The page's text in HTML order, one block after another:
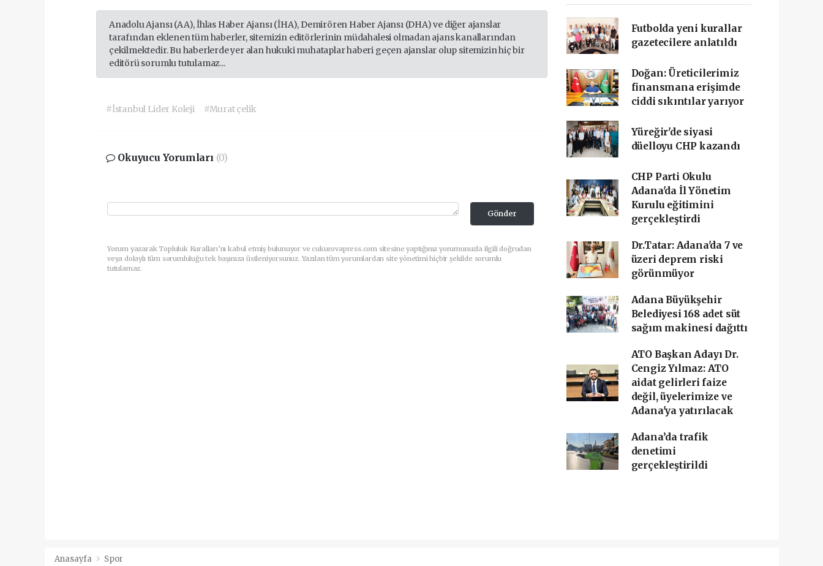
Anadolu Ajansı (AA), İhlas Haber Ajansı (İHA), Demirören Haber Ajansı (DHA) ve diğer ajanslar
tarafından eklenen tüm haberler, sitemizin editörlerinin müdahalesi olmadan ajans kanallarından
çekilmektedir. Bu haberlerde yer alan hukuki muhataplar haberi geçen ajanslar olup sitemizin hiç bir
editörü sorumlu tutulamaz...
#İstanbul Lider Koleji #Murat çelik
Okuyucu Yorumları (0)
Gönder
Yorum yazarak Topluluk Kuralları’nı kabul etmiş bulunuyor ve cukurovapress.com sitesine yaptığınız yorumunuzla ilgili doğrudan
veya dolaylı tüm sorumluluğu tek başınıza üstleniyorsunuz. Yazılan tüm yorumlardan site yönetimi hiçbir şekilde sorumlu
tutulamaz.
Futbolda yeni kurallar
gazetecilere anlatıldı
Doğan: Üreticilerimiz
finansmana erişimde
ciddi sıkıntılar yarıyor
Yüreğir'de siyasi
düelloyu CHP kazandı
CHP Parti Okulu
Adana'da İl Yönetim
Kurulu eğitimini
gerçekleştirdi
Dr.Tatar: Adana'da 7 ve
üzeri deprem riski
görünmüyor
Adana Büyükşehir
Belediyesi 168 adet süt
sağım makinesi dağıttı
ATO Başkan Adayı Dr.
Cengiz Yılmaz: ATO
aidat gelirleri faize
değil, üyelerimize ve
Adana'ya yatırılacak
Adana’da trafik
denetimi
gerçekleştirildi
Anasayfa Spor